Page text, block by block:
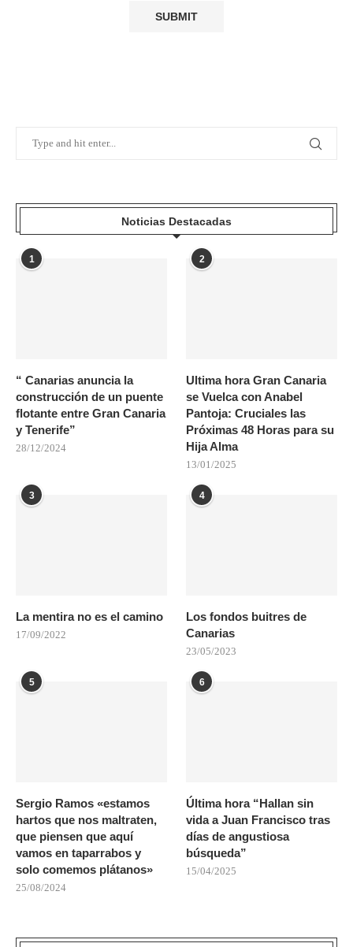
Noticias Destacadas
1
“ Canarias anuncia la
construcción de un puente
flotante entre Gran Canaria
y Tenerife”
28/12/2024
2
Ultima hora Gran Canaria
se Vuelca con Anabel
Pantoja: Cruciales las
Próximas 48 Horas para su
Hija Alma
13/01/2025
3
La mentira no es el camino
17/09/2022
4
Los fondos buitres de
Canarias
23/05/2023
5
Sergio Ramos «estamos
hartos que nos maltraten,
que piensen que aquí
vamos en taparrabos y
solo comemos plátanos»
25/08/2024
6
Última hora “Hallan sin
vida a Juan Francisco tras
días de angustiosa
búsqueda”
15/04/2025